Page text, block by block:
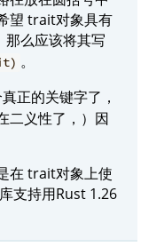
望 trait对象具有
那么应该将其写
。
正的关键字了，
二义性了，）因
在 trait对象上使
支持用Rust 1.26